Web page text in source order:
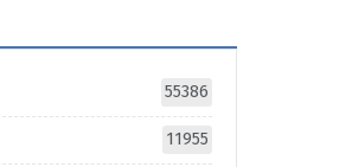
55386
11955